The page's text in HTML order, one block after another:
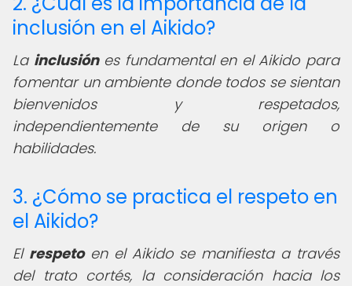
inclusión en el Aikido?
La inclusiónes fundamental en el Aikido para
fomentar un ambiente donde todos se sientan
bienvenidos y respetados,
independientemente de su origen o
habilidades.
3. ¿Cómo se practica el respeto en
el Aikido?
El respetoen el Aikido se manifiesta a través
del trato cortés, la consideración hacia los